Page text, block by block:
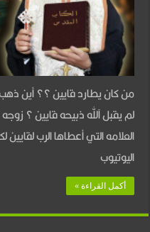
من كان يطارد قايين ؟؟ أين ذهب
لم يقبل آلله ذبيحه قايين ؟
العلامه التي أعطاها الرب
اليوتيوب
أكمل القراءة »